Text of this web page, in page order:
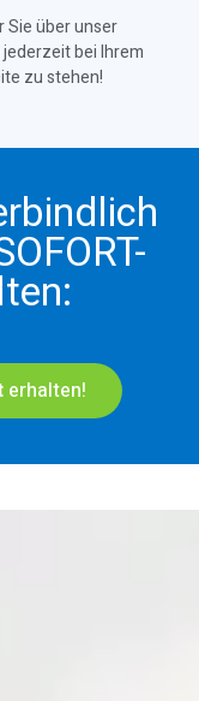
Sie über unser
bei Ihrem
zu stehen!
erhalten!